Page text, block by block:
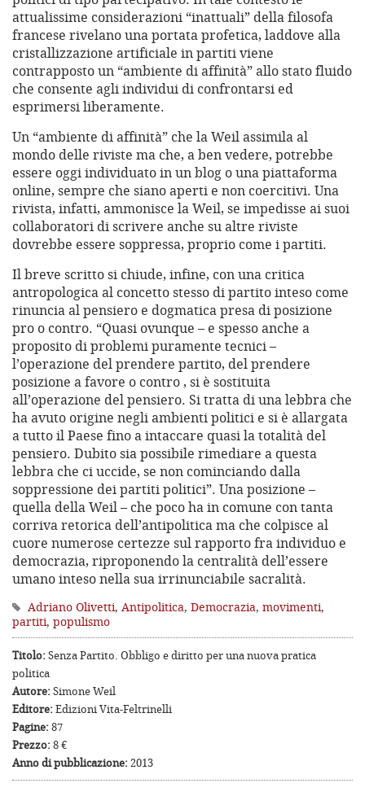
attualissime considerazioni “inattuali” della filosofa
francese rivelano una portata profetica, laddove alla
cristallizzazione artificiale in partiti viene
contrapposto un “ambiente di affinità” allo stato fluido
che consente agli individui di confrontarsi ed
esprimersi liberamente.
Un “ambiente di affinità” che la Weil assimila al
mondo delle riviste ma che, a ben vedere, potrebbe
essere oggi individuato in un blog o una piattaforma
online, sempre che siano aperti e non coercitivi. Una
rivista, infatti, ammonisce la Weil, se impedisse ai suoi
collaboratori di scrivere anche su altre riviste
dovrebbe essere soppressa, proprio come i partiti.
Il breve scritto si chiude, infine, con una critica
antropologica al concetto stesso di partito inteso come
rinuncia al pensiero e dogmatica presa di posizione
pro o contro. “Quasi ovunque – e spesso anche a
proposito di problemi puramente tecnici –
l’operazione del prendere partito, del prendere
posizione a favore o contro , si è sostituita
all’operazione del pensiero. Si tratta di una lebbra che
ha avuto origine negli ambienti politici e si è allargata
a tutto il Paese fino a intaccare quasi la totalità del
pensiero. Dubito sia possibile rimediare a questa
lebbra che ci uccide, se non cominciando dalla
soppressione dei partiti politici”. Una posizione –
quella della Weil – che poco ha in comune con tanta
corriva retorica dell’antipolitica ma che colpisce al
cuore numerose certezze sul rapporto fra individuo e
democrazia, riproponendo la centralità dell’essere
umano inteso nella sua irrinunciabile sacralità.
Adriano Olivetti, Antipolitica, Democrazia, movimenti,
partiti, populismo
Titolo: Senza Partito. Obbligo e diritto per una nuova pratica
politica
Autore: Simone Weil
Editore: Edizioni Vita-Feltrinelli
Pagine: 87
Prezzo: 8 €
Anno di pubblicazione: 2013